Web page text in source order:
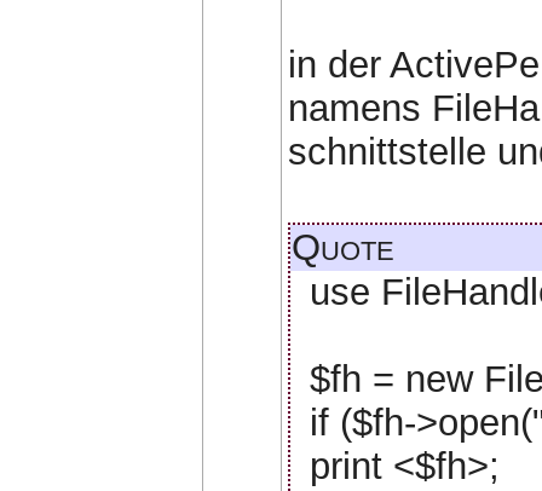
in der
namens
schnittstelle
Quote
use
$fh = new
if ($fh-
print <$fh>;